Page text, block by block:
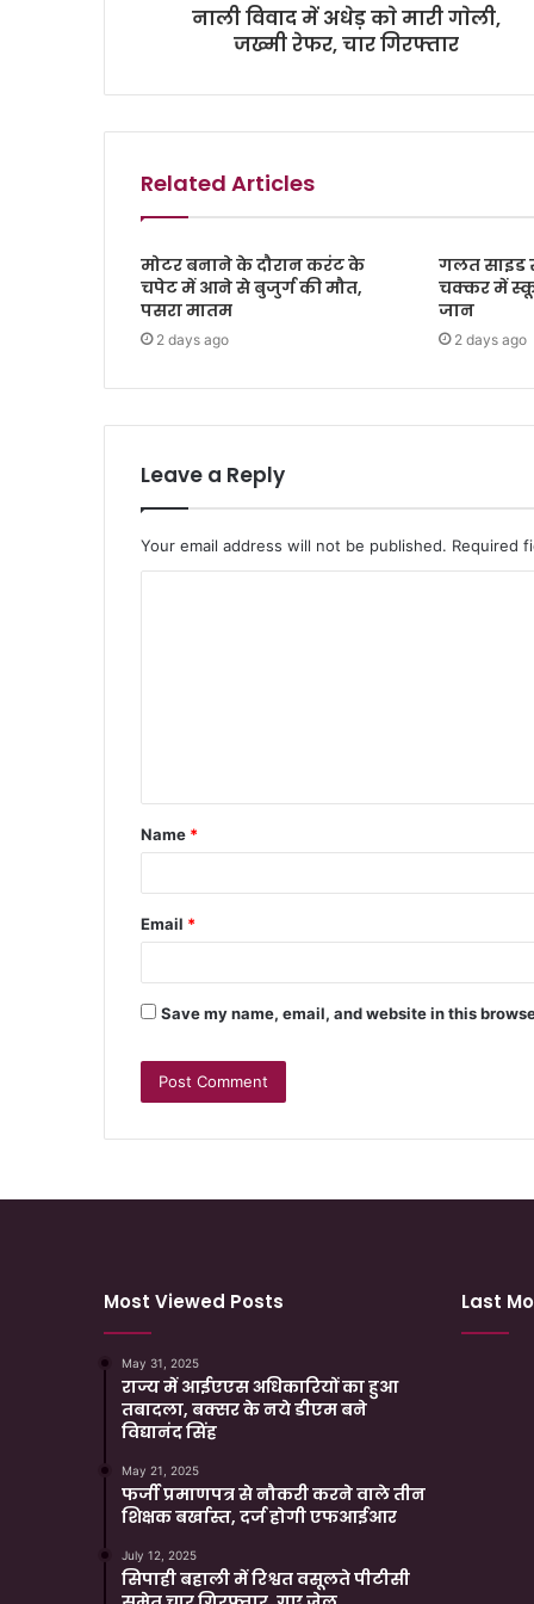
नाली विवाद में अधेड़ काे मारी गाेली,
जख्मी रेफर, चार गिरफ्तार
Related Articles
मोटर बनाने के दौरान करंट के
चपेट में आने से बुजुर्ग की मौत,
पसरा मातम
2 days ago
गलत
चक्कर में
जान
2 days ago
Leave a Reply
Your email address will not be published. Required
Name *
Email *
Save my name, email, and website in this
Most Viewed Posts
May 31, 2025
राज्य में आईएएस अधिकारियों का हुआ
तबादला, बक्सर के नये डीएम बने
विद्यानंद सिंह
May 21, 2025
फर्जी प्रमाणपत्र से नौकरी करने वाले तीन
शिक्षक बर्खास्त, दर्ज होगी एफआईआर
July 12, 2025
सिपाही बहाली में रिश्वत वसूलते पीटीसी
Last